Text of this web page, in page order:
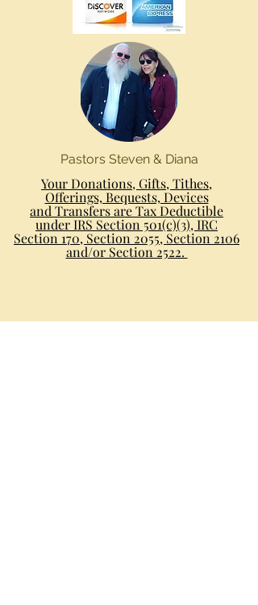
Pastors Steven & Diana
Your Donations, Gifts, Tithes,
Offerings, Bequests, Devices
and Transfers are Tax Deductible
under IRS Section 501(c)(3), IRC
Section 170, Section 2055, Section 2106
and/or Section 2522.